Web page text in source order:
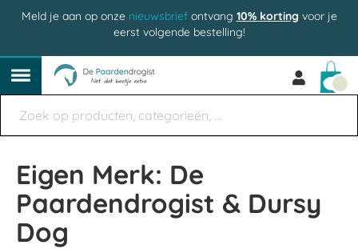
Meld je aan op onze nieuwsbriefontvang 10% korting voor je
eerst volgende bestelling!
Eigen Merk: De
Paardendrogist & Dursy
Dog